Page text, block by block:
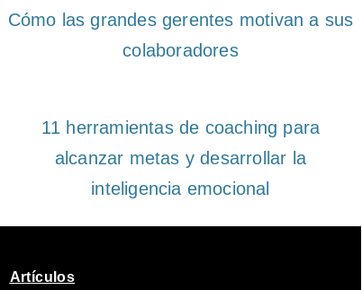
Cómo las grandes gerentes motivan a sus
colaboradores
11 herramientas de coaching para
alcanzar metas y desarrollar la
inteligencia emocional
Artículos